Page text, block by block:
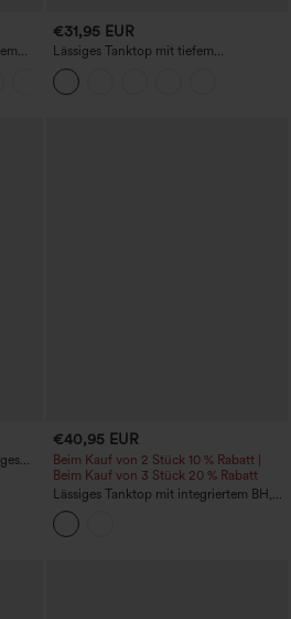
€31,95 EUR
Lässiges Tanktop mit tiefem
Rundhalsausschnitt und integriertem BH
- für Körbchengrößen B–E
€40,95 EUR
Beim Kauf von 2 Stück 10 % Rabatt |
Beim Kauf von 3 Stück 20 % Rabatt
Lässiges Tanktop mit integriertem BH,
für Körbchengrößen B–E